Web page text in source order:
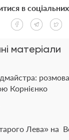
матеріали
Корнієнко
Лева» на
в